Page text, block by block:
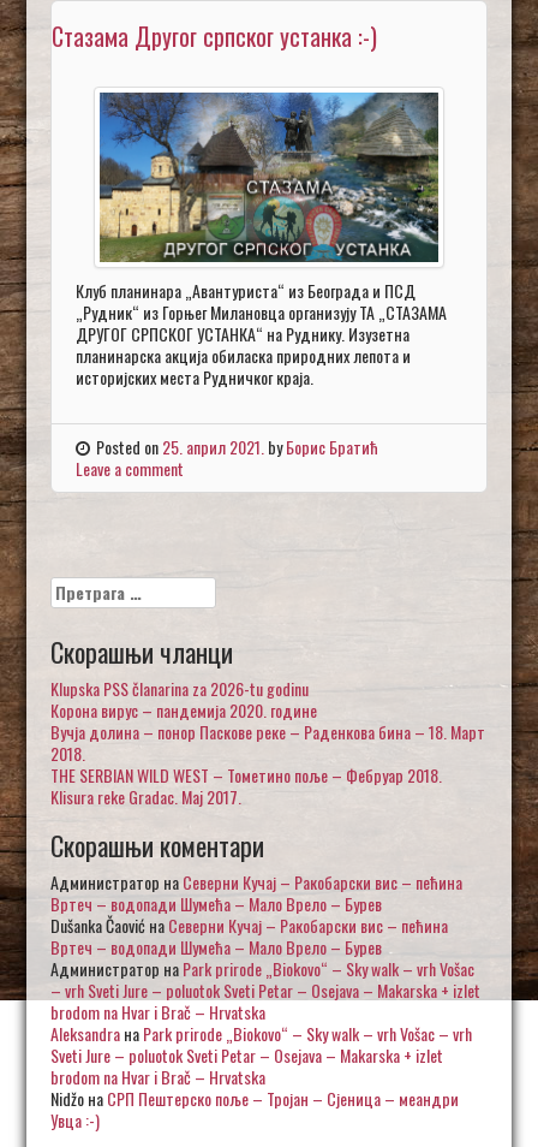
Стазама Другог српског устанка :-)
Клуб планинара „Авантуриста“ из Београда и ПСД
„Рудник“ из Горњег Милановца организују ТА „СТАЗАМА
ДРУГОГ СРПСКОГ УСТАНКА“ на Руднику. Изузетна
планинарска акција обиласка природних лепота и
историјских места Рудничког краја.
Posted on25. април 2021. byБорис Братић
Leave a comment
Претрага
за:
Скорашњи чланци
Klupska PSS članarina za 2026-tu godinu
Корона вирус – пандемија 2020. године
Вучја долина – понор Паскове реке – Раденкова бина – 18. Март
2018.
THE SERBIAN WILD WEST – Тометино поље – Фебруар 2018.
Klisura reke Gradac. Maj 2017.
Скорашњи коментари
Администратор наСеверни Кучај – Ракобарски вис – пећина
Вртеч – водопади Шумећа – Мало Врело – Бурев
Dušanka ČaovićнаСеверни Кучај – Ракобарски вис – пећина
Вртеч – водопади Шумећа – Мало Врело – Бурев
Администратор наPark prirode „Biokovo“ – Sky walk – vrh Vošac
– vrh Sveti Jure – poluotok Sveti Petar – Osejava – Makarska + izlet
brodom na Hvar i Brač – Hrvatska
AleksandraнаPark prirode „Biokovo“ – Sky walk – vrh Vošac – vrh
Sveti Jure – poluotok Sveti Petar – Osejava – Makarska + izlet
brodom na Hvar i Brač – Hrvatska
NidžoнаСРП Пештерско поље – Тројан – Сјеница – меандри
Увца :-)